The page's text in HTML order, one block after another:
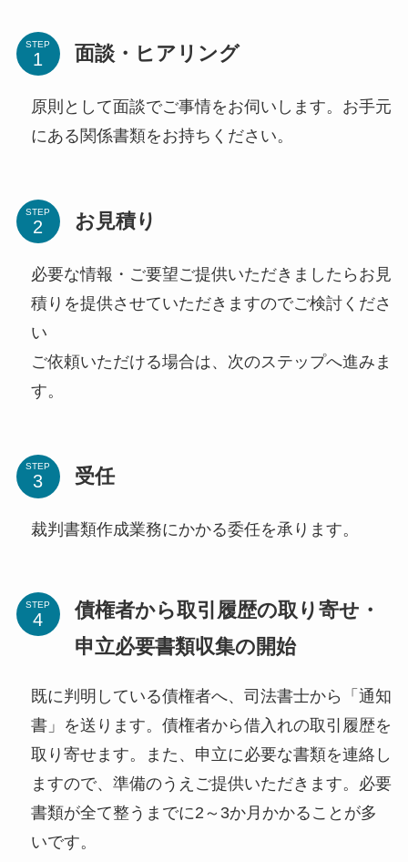
STEP 面談・ヒアリング
原則として面談でご事情をお伺いします。お手元
にある関係書類をお持ちください。
STEP お見積り
必要な情報・ご要望ご提供いただきましたらお見
積りを提供させていただきますのでご検討くださ
い
ご依頼いただける場合は、次のステップへ進みま
す。
STEP 受任
裁判書類作成業務にかかる委任を承ります。
STEP
債権者から取引履歴の取り寄せ・
申立必要書類収集の開始
既に判明している債権者へ、司法書士から「通知
書」を送ります。債権者から借入れの取引履歴を
取り寄せます。また、申立に必要な書類を連絡し
ますので、準備のうえご提供いただきます。必要
書類が全て整うまでに2～3か月かかることが多
いです。